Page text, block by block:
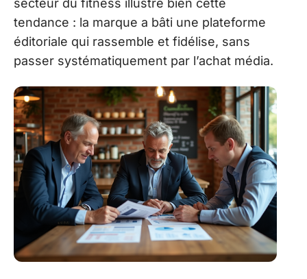
secteur du fitness illustre bien cette
tendance : la marque a bâti une plateforme
éditoriale qui rassemble et fidélise, sans
passer systématiquement par l’achat média.